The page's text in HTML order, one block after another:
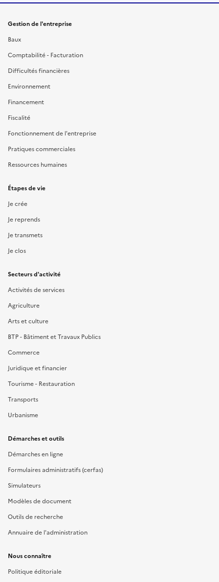
Gestion de l'entreprise
Baux
Comptabilité - Facturation
Difficultés financières
Environnement
Financement
Fiscalité
Fonctionnement de l'entreprise
Pratiques commerciales
Ressources humaines
Étapes de vie
Je crée
Je reprends
Je transmets
Je clos
Secteurs d'activité
Activités de services
Agriculture
Arts et culture
BTP - Bâtiment et Travaux Publics
Commerce
Juridique et financier
Tourisme - Restauration
Transports
Urbanisme
Démarches et outils
Démarches en ligne
Formulaires administratifs (cerfas)
Simulateurs
Modèles de document
Outils de recherche
Annuaire de l'administration
Nous connaître
Politique éditoriale